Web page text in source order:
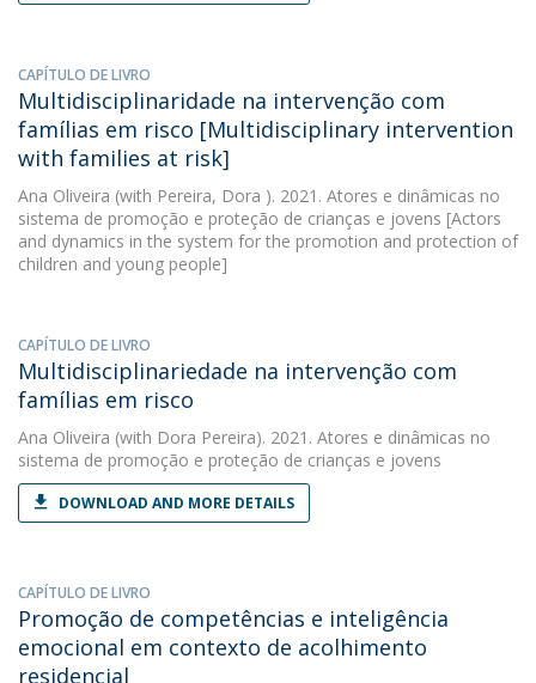
CAPÍTULO DE LIVRO
Multidisciplinaridade na intervenção com
famílias em risco [Multidisciplinary intervention
with families at risk]
Ana Oliveira (with Pereira, Dora ). 2021. Atores e dinâmicas no
sistema de promoção e proteção de crianças e jovens [Actors
and dynamics in the system for the promotion and protection of
children and young people]
CAPÍTULO DE LIVRO
Multidisciplinariedade na intervenção com
famílias em risco
Ana Oliveira (with Dora Pereira). 2021. Atores e dinâmicas no
sistema de promoção e proteção de crianças e jovens
DOWNLOAD AND MORE DETAILS
CAPÍTULO DE LIVRO
Promoção de competências e inteligência
emocional em contexto de acolhimento
residencial